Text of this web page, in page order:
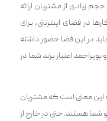
زیادی از مشتریان ارائه
در فضای اینترنتی، برای
در این فضا حضور داشته
اعتبار برند شما در
معنی است که مشتریان
هستند. حتی در خارج از